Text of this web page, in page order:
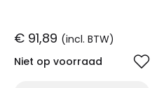
€ 91,89 (incl. BTW)
Niet op voorraad